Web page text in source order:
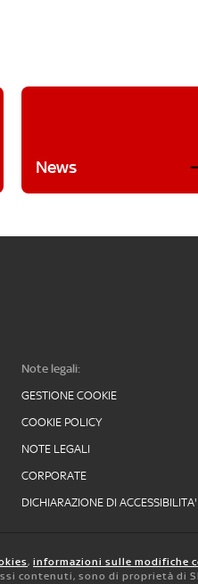
News
Note legali:
GESTIONE COOKIE
COOKIE POLICY
NOTE LEGALI
CORPORATE
DICHIARAZIONE DI ACCESSIBILITA'
, informazioni sulle modifiche
contenuti, sono di proprietà di